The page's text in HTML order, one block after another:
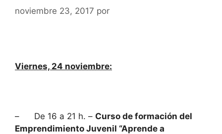
noviembre 23, 2017 por
Viernes, 24 noviembre:
– De 16 a 21 h. – Curso de formación del
Emprendimiento Juvenil “Aprende a